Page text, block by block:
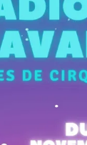
êtes en recherche
professionnelle?
de cirque, une
de la médiation
de 10 […]